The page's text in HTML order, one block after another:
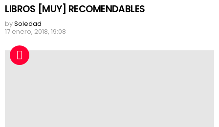
LIBROS [MUY] RECOMENDABLES
bySoledad
17 enero, 2018, 19:08